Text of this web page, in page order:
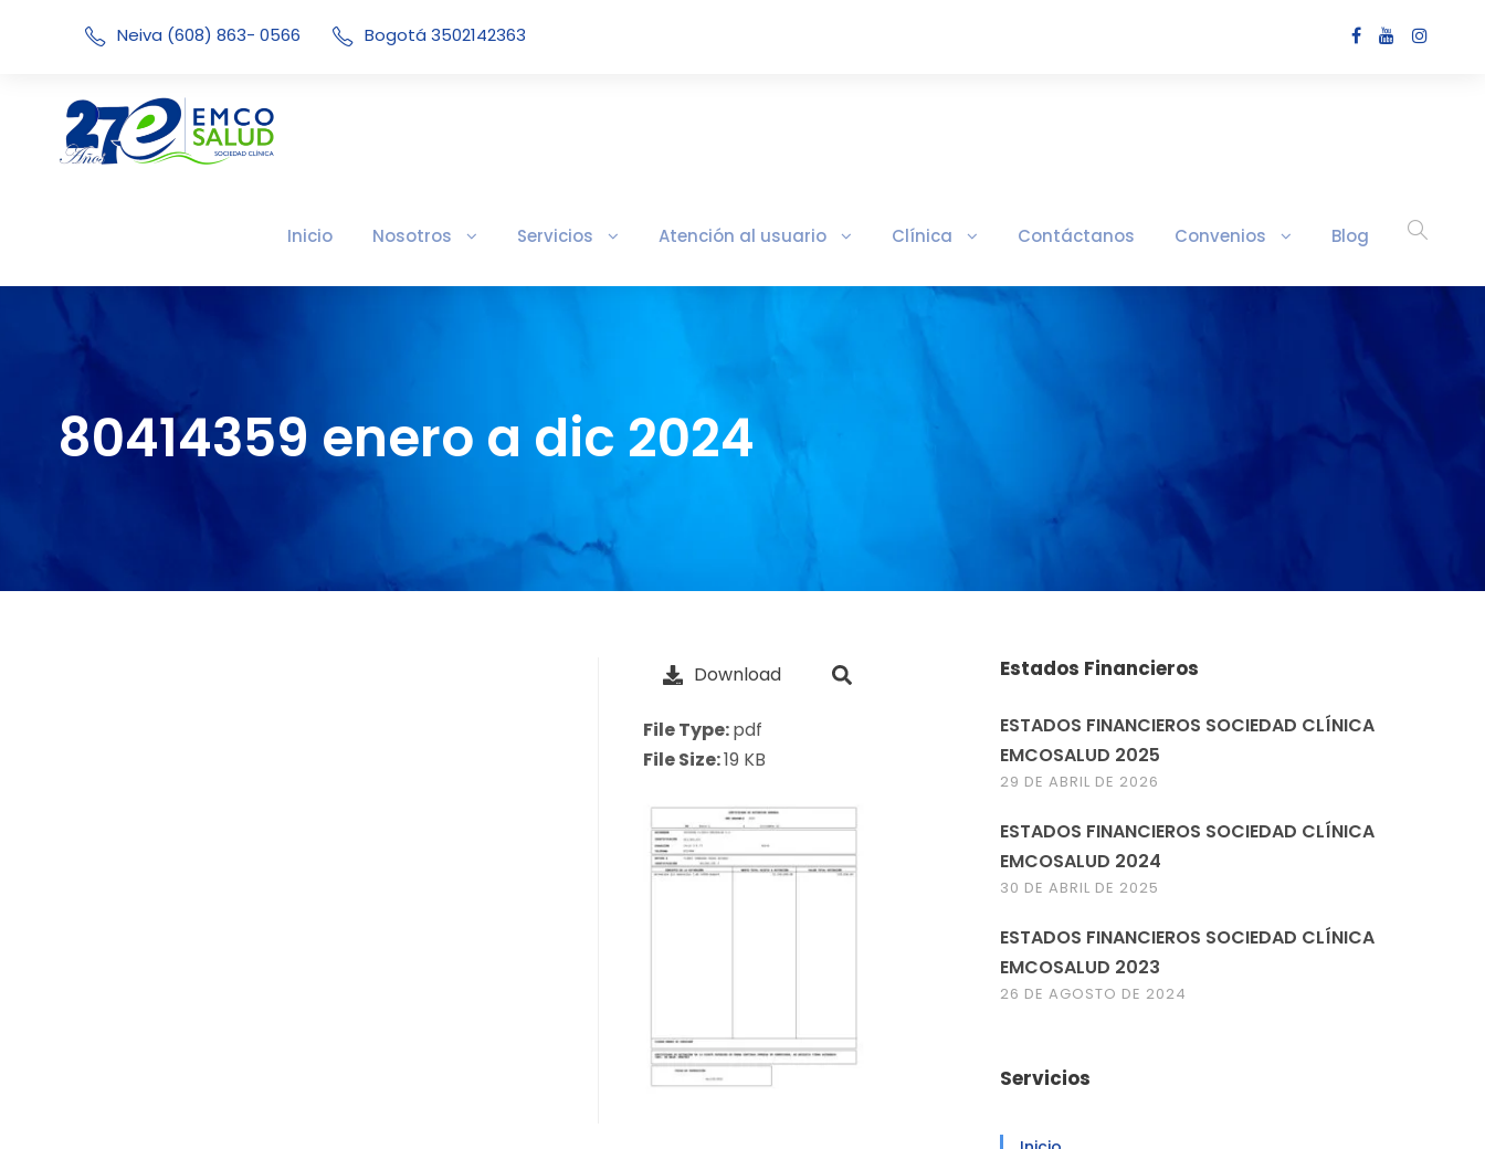
Neiva (608) 863- 0566 Bogotá 3502142363
Inicio Nosotros Servicios Atención al usuario Clínica Contáctanos Convenios Blog
80414359 enero a dic 2024
Download
File Type:pdf
File Size:19 KB
Estados Financieros
ESTADOS FINANCIEROS SOCIEDAD CLÍNICA
EMCOSALUD 2025
29 DE ABRIL DE 2026
ESTADOS FINANCIEROS SOCIEDAD CLÍNICA
EMCOSALUD 2024
30 DE ABRIL DE 2025
ESTADOS FINANCIEROS SOCIEDAD CLÍNICA
EMCOSALUD 2023
26 DE AGOSTO DE 2024
Servicios